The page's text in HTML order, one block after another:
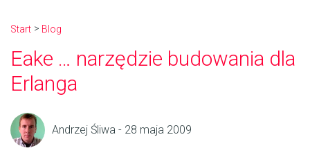
Start Blog
Eake … narzędzie budowania dla
Erlanga
Andrzej Śliwa - 28 maja 2009